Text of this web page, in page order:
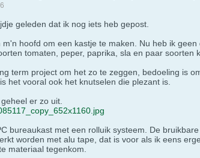
geleden dat ik nog iets heb gepost.
m'n hoofd om een kastje te maken. Nu heb ik
tomaten, peper, paprika, sla en paar soorten
term project om het zo te zeggen, bedoeling is
het vooral ook het knutselen die plezant is.
er zo uit.
bureaukast met een rolluik systeem. De
worden met alu tape, dat is voor als ik eens
materiaal tegenkom.